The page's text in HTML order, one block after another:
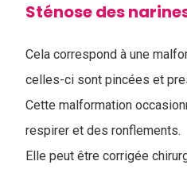
Sténose des
Cela correspond à une
celles-ci sont pincées et
Cette malformation
respirer et des ronflements.
Elle peut être corrigée